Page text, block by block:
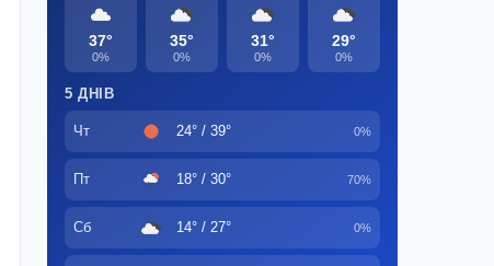
37°
0%
35°
0%
31°
0%
29°
0%
5 ДНІВ
Чт 24° / 39° 0%
Пт 18° / 30° 70%
Сб 14° / 27° 0%